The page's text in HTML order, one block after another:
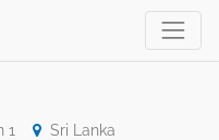
1 Sri Lanka